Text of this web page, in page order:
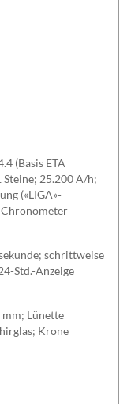
(Basis ETA
25.200 A/h;
(«LIGA»-
Chronometer
schrittweise
Std.-Anzeige
Lünette
Krone